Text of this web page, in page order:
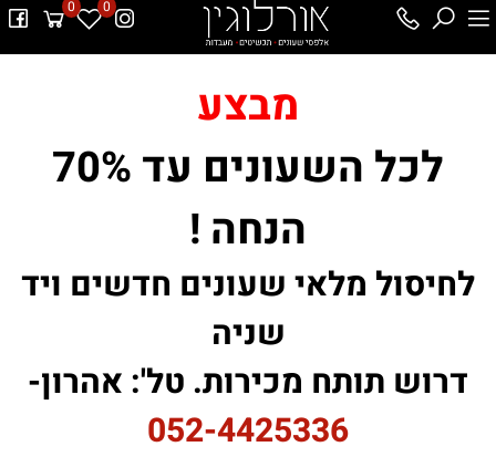
0 0
מבצע
לכל השעונים עד 70%
הנחה !
לחיסול מלאי שעונים חדשים ויד
שניה
דרוש תותח מכירות. טל': אהרון-
052-4425336